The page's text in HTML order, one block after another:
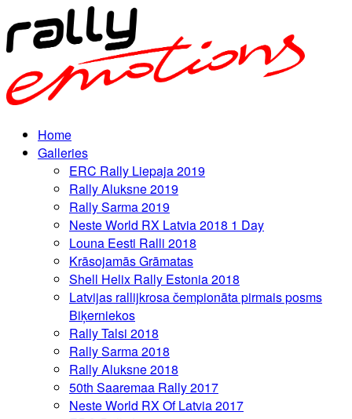
Home
Galleries
ERC Rally Liepaja 2019
Rally Aluksne 2019
Rally Sarma 2019
Neste World RX Latvia 2018 1 Day
Louna Eesti Ralli 2018
Krāsojamās Grāmatas
Shell Helix Rally Estonia 2018
Latvijas rallijkrosa čempionāta pirmais posms
Biķerniekos
Rally Talsi 2018
Rally Sarma 2018
Rally Aluksne 2018
50th Saaremaa Rally 2017
Neste World RX Of Latvia 2017